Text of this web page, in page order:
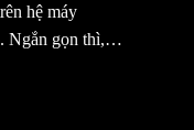
hệ máy
Ngắn gọn thì,